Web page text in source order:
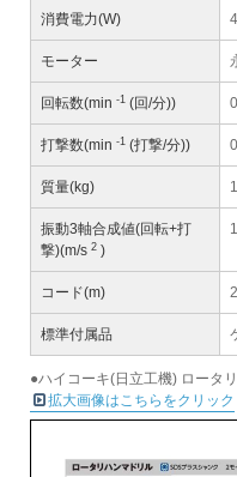
消費電力(W)
モーター
回転数(min -1 (回/分))
打撃数(min -1 (打撃/分))
質量(kg)
振動3軸合成値(回転+打
撃)(m/s 2 )
コード(m)
標準付属品
●ハイコーキ(日立工機) ロータ
拡大画像はこちらをクリック